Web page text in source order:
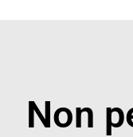
Non